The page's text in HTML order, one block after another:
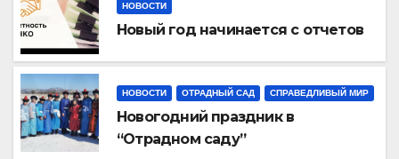
НОВОСТИ
Новый год начинается с отчетов
НОВОСТИ ОТРАДНЫЙ САД СПРАВЕДЛИВЫЙ МИР
Новогодний праздник в
“Отрадном саду”